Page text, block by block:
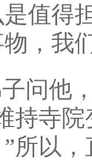
值得
，我
问他
持寺
所以